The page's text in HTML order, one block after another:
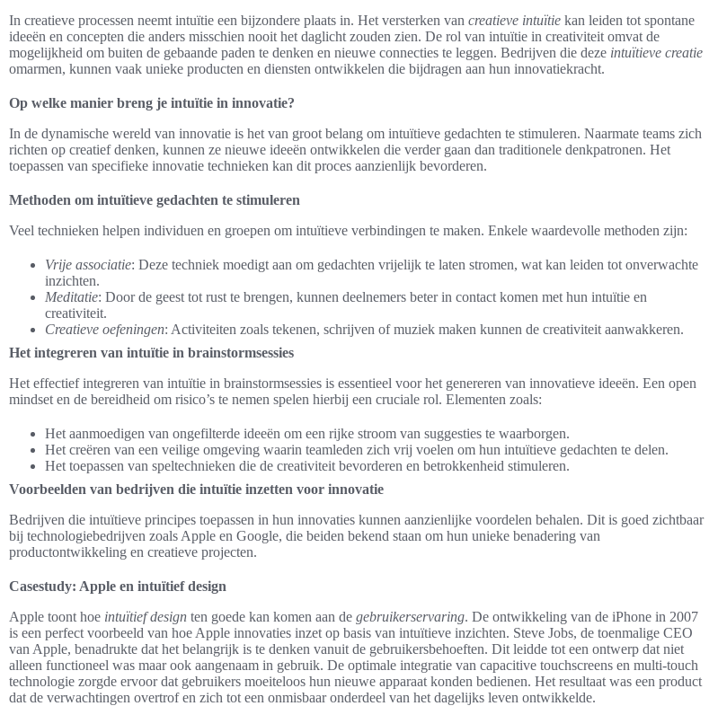
In creatieve processen neemt intuïtie een bijzondere plaats in. Het versterken van creatieve intuïtie kan leiden tot spontane
ideeën en concepten die anders misschien nooit het daglicht zouden zien. De rol van intuïtie in creativiteit omvat de
mogelijkheid om buiten de gebaande paden te denken en nieuwe connecties te leggen. Bedrijven die deze intuïtieve creatie
omarmen, kunnen vaak unieke producten en diensten ontwikkelen die bijdragen aan hun innovatiekracht.
Op welke manier breng je intuïtie in innovatie?
In de dynamische wereld van innovatie is het van groot belang om intuïtieve gedachten te stimuleren. Naarmate teams zich
richten op creatief denken, kunnen ze nieuwe ideeën ontwikkelen die verder gaan dan traditionele denkpatronen. Het
toepassen van specifieke innovatie technieken kan dit proces aanzienlijk bevorderen.
Methoden om intuïtieve gedachten te stimuleren
Veel technieken helpen individuen en groepen om intuïtieve verbindingen te maken. Enkele waardevolle methoden zijn:
Vrije associatie: Deze techniek moedigt aan om gedachten vrijelijk te laten stromen, wat kan leiden tot onverwachte
inzichten.
Meditatie: Door de geest tot rust te brengen, kunnen deelnemers beter in contact komen met hun intuïtie en
creativiteit.
Creatieve oefeningen: Activiteiten zoals tekenen, schrijven of muziek maken kunnen de creativiteit aanwakkeren.
Het integreren van intuïtie in brainstormsessies
Het effectief integreren van intuïtie in brainstormsessies is essentieel voor het genereren van innovatieve ideeën. Een open
mindset en de bereidheid om risico’s te nemen spelen hierbij een cruciale rol. Elementen zoals:
Het aanmoedigen van ongefilterde ideeën om een rijke stroom van suggesties te waarborgen.
Het creëren van een veilige omgeving waarin teamleden zich vrij voelen om hun intuïtieve gedachten te delen.
Het toepassen van speltechnieken die de creativiteit bevorderen en betrokkenheid stimuleren.
Voorbeelden van bedrijven die intuïtie inzetten voor innovatie
Bedrijven die intuïtieve principes toepassen in hun innovaties kunnen aanzienlijke voordelen behalen. Dit is goed zichtbaar
bij technologiebedrijven zoals Apple en Google, die beiden bekend staan om hun unieke benadering van
productontwikkeling en creatieve projecten.
Casestudy: Apple en intuïtief design
Apple toont hoe intuïtief design ten goede kan komen aan de gebruikerservaring. De ontwikkeling van de iPhone in 2007
is een perfect voorbeeld van hoe Apple innovaties inzet op basis van intuïtieve inzichten. Steve Jobs, de toenmalige CEO
van Apple, benadrukte dat het belangrijk is te denken vanuit de gebruikersbehoeften. Dit leidde tot een ontwerp dat niet
alleen functioneel was maar ook aangenaam in gebruik. De optimale integratie van capacitive touchscreens en multi-touch
technologie zorgde ervoor dat gebruikers moeiteloos hun nieuwe apparaat konden bedienen. Het resultaat was een product
dat de verwachtingen overtrof en zich tot een onmisbaar onderdeel van het dagelijks leven ontwikkelde.